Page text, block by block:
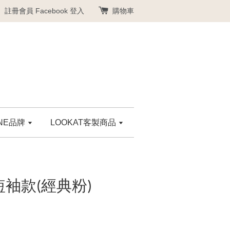
註冊會員 Facebook 登入 購物車
品牌 LOOKAT客製商品
袖款(經典粉)